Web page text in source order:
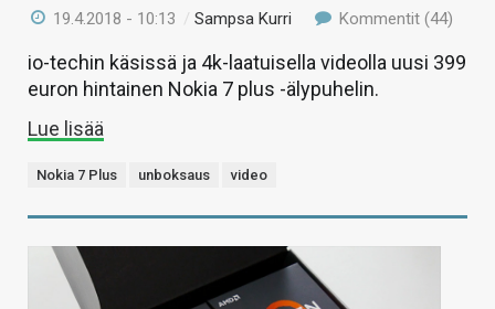
19.4.2018 - 10:13 /Sampsa Kurri Kommentit (44)
io-techin käsissä ja 4k-laatuisella videolla uusi 399
euron hintainen Nokia 7 plus -älypuhelin.
Lue lisää
Nokia 7 Plus unboksaus video